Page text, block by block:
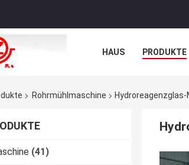
HAUS PRODUKTE
Rohrmühlmaschine
(41)